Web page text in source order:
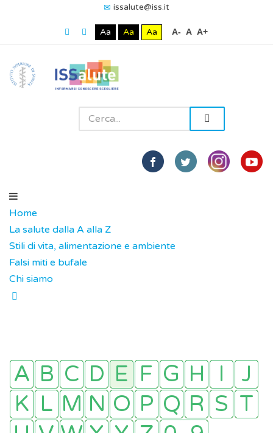
issalute@iss.it
Aa Aa Aa A- A A+
Home
La salute dalla A alla Z
Stili di vita, alimentazione e ambiente
Falsi miti e bufale
Chi siamo